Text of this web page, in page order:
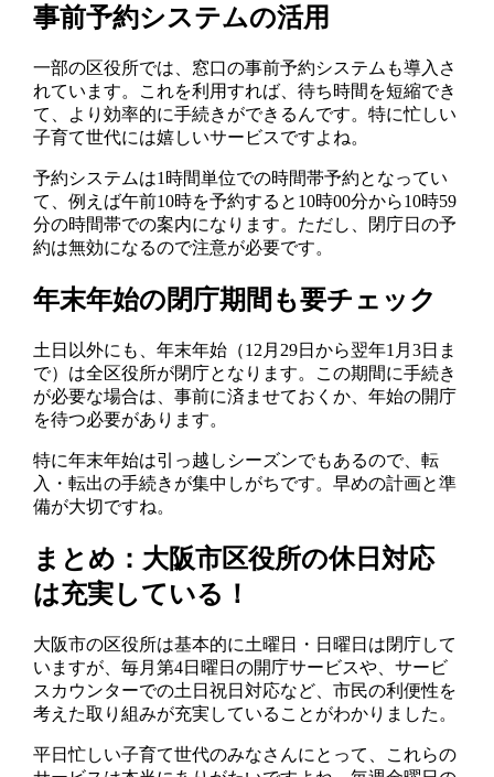
事前予約システムの活用
一部の区役所では、窓口の事前予約システムも導入さ
れています。これを利用すれば、待ち時間を短縮でき
て、より効率的に手続きができるんです。特に忙しい
子育て世代には嬉しいサービスですよね。
予約システムは1時間単位での時間帯予約となってい
て、例えば午前10時を予約すると10時00分から10時59
分の時間帯での案内になります。ただし、閉庁日の予
約は無効になるので注意が必要です。
年末年始の閉庁期間も要チェック
土日以外にも、年末年始（12月29日から翌年1月3日ま
で）は全区役所が閉庁となります。この期間に手続き
が必要な場合は、事前に済ませておくか、年始の開庁
を待つ必要があります。
特に年末年始は引っ越しシーズンでもあるので、転
入・転出の手続きが集中しがちです。早めの計画と準
備が大切ですね。
まとめ：大阪市区役所の休日対応
は充実している！
大阪市の区役所は基本的に土曜日・日曜日は閉庁して
いますが、毎月第4日曜日の開庁サービスや、サービ
スカウンターでの土日祝日対応など、市民の利便性を
考えた取り組みが充実していることがわかりました。
平日忙しい子育て世代のみなさんにとって、これらの